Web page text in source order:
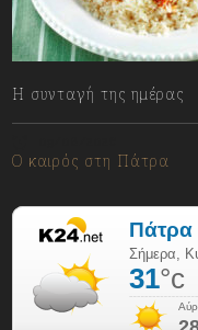
Η συνταγή της ημέρας
Ο καιρός στη Πάτρα